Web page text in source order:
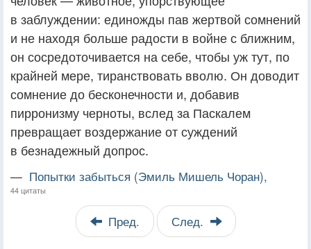
в заблуждении: единожды пав жертвой сомнений
и не находя больше радости в войне с ближним,
он сосредоточивается на себе, чтобы уж тут, по
крайней мере, тиранствовать вволю. Он доводит
сомнение до бесконечности и, добавив
пирронизму черноты, вслед за Паскалем
превращает воздержание от суждений
в безнадежный допрос.
— Попытки забыться (Эмиль Мишель Чоран),
44 цитаты
Пред. След.